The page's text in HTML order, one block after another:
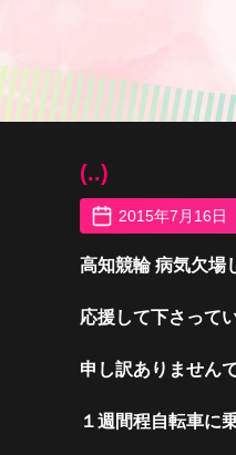
(..)
2015年7月16日
高知競輪 病気欠場
応援して下さって
申し訳ありません
１週間程自転車に